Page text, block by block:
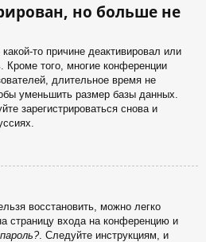
но больше не
то причине деактивировал или
того, многие конференции
длительное время не
уменьшить размер базы данных.
зарегистрироваться снова и
восстановить, можно легко
страницу входа на конференцию и
. Следуйте инструкциям, и